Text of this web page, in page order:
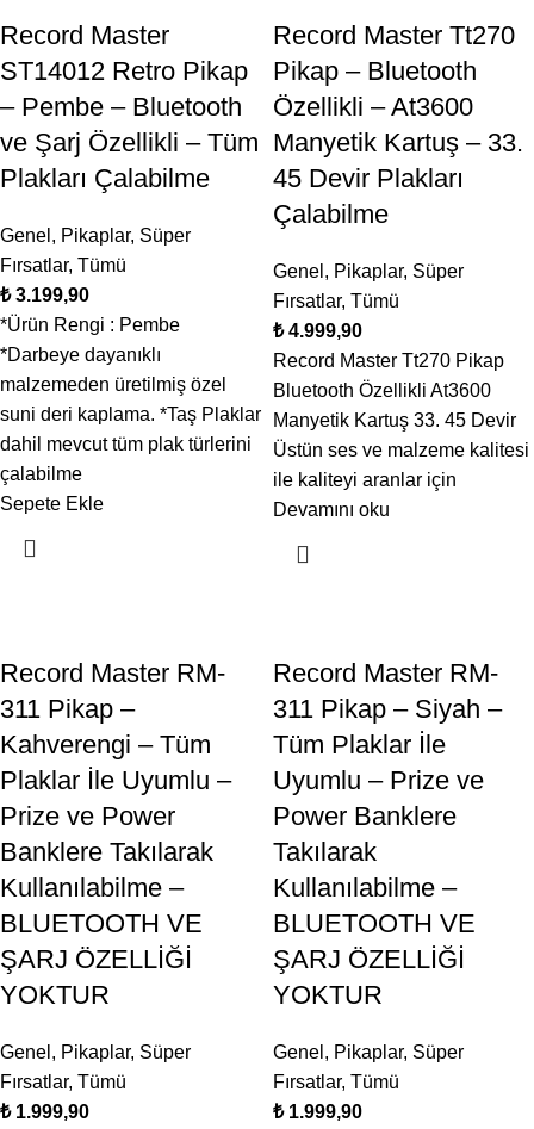
Record Master
ST14012 Retro Pikap
– Pembe – Bluetooth
ve Şarj Özellikli – Tüm
Plakları Çalabilme
Genel , Pikaplar, Süper
Fırsatlar, Tümü
₺
*Ürün Rengi : Pembe
*Darbeye dayanıklı
malzemeden üretilmiş özel
suni deri kaplama. *Taş Plaklar
dahil mevcut tüm plak türlerini
çalabilme
Sepete Ekle
Record Master Tt270
Pikap – Bluetooth
Özellikli – At3600
Manyetik Kartuş – 33.
45 Devir Plakları
Çalabilme
Genel , Pikaplar, Süper
Fırsatlar, Tümü
₺
Record Master Tt270 Pikap
Bluetooth Özellikli At3600
Manyetik Kartuş 33. 45 Devir
Üstün ses ve malzeme kalitesi
ile kaliteyi aranlar için
Devamını oku
Record Master RM-
311 Pikap –
Kahverengi – Tüm
Plaklar İle Uyumlu –
Prize ve Power
Banklere Takılarak
Kullanılabilme –
BLUETOOTH VE
ŞARJ ÖZELLİĞİ
YOKTUR
Genel , Pikaplar, Süper
Fırsatlar, Tümü
₺
Record Master RM-
311 Pikap – Siyah –
Tüm Plaklar İle
Uyumlu – Prize ve
Power Banklere
Takılarak
Kullanılabilme –
BLUETOOTH VE
ŞARJ ÖZELLİĞİ
YOKTUR
Genel , Pikaplar, Süper
Fırsatlar, Tümü
₺